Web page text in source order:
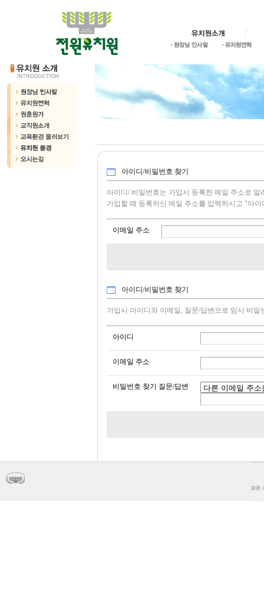
아이디/비밀번호 찾기
아이디/ 비밀번호는 가입시 등록한 메일 주소로 알
가입할 때 등록하신 메일 주소를 입력하시고 "아
이메일 주소
아이디/비밀번호 찾기
가입시 아이디와 이메일, 질문/답변으로 임시 비밀
아이디
이메일 주소
비밀번호 찾기 질문/답변